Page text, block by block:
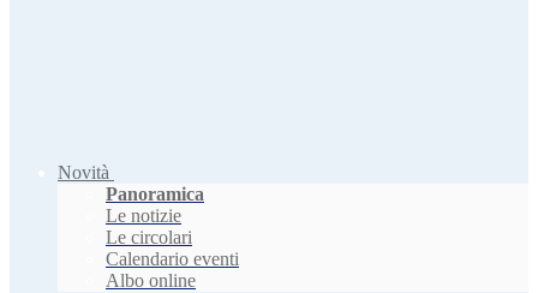
Novità
Panoramica
Le notizie
Le circolari
Calendario eventi
Albo online